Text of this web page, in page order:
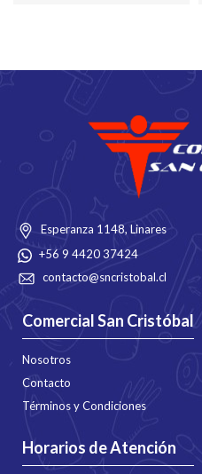
Esperanza 1148, Linares
+56 9 4420 37424
contacto@sncristobal.cl
Comercial San Cristóbal
Nosotros
Contacto
Términos y Condiciones
Horarios de Atención